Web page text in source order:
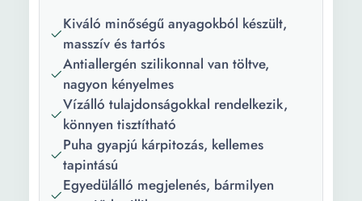
Kiváló minőségű anyagokból készült,
masszív és tartós
Antiallergén szilikonnal van töltve,
nagyon kényelmes
Vízálló tulajdonságokkal rendelkezik,
könnyen tisztítható
Puha gyapjú kárpitozás, kellemes
tapintású
Egyedülálló megjelenés, bármilyen